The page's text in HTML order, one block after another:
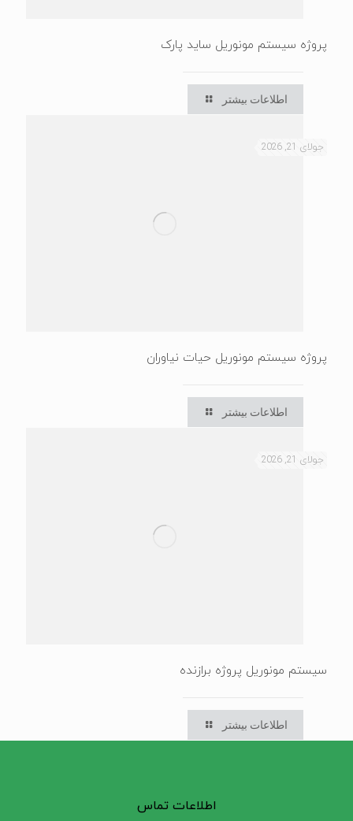
پروژه سیستم مونوریل ساید پارک
اطلاعات بیشتر
جولای 21, 2026
پروژه سیستم مونوریل حیات نیاوران
اطلاعات بیشتر
جولای 21, 2026
سیستم مونوریل پروژه برازنده
اطلاعات بیشتر
اطلاعات تماس